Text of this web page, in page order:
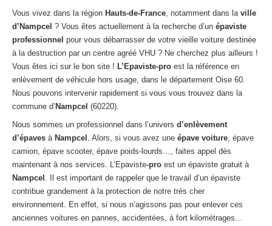
CENTREVHU AGRÉE
Centreagréé VHU Paris 75 : casse auto avec destruction
Centre
agréé VHU 77 : casse auto avec destruction
Centreagréé VHU 78 : casse auto avec destruction
Centreagréé VHU 91 : casse auto avec destruction
Centreagréé VHU 92 : casse auto avec destruction
Centreagréé VHU 93 : casse auto avec destruction
Centreagréé VHU 94 : casse auto avec destruction
Centreagréé VHU 95 : casse auto avec destruction
Vous vivez dans la région Hauts-de-France, notamment dans la ville
d’Nampcel ? Vous êtes actuellement à la recherche d’un épaviste
professionnel pour vous débarrasser de votre vieille voiture destinée
à la destruction par un centre agréé VHU ? Ne cherchez plus ailleurs !
Vous êtes ici sur le bon site ! L’Epaviste-pro est la référence en
enlèvement de véhicule hors usage, dans le département Oise 60.
Nous pouvons intervenir rapidement si vous vous trouvez dans la
commune d’ Nampcel (60220).
Nous sommes un professionnel dans l’univers d’enlèvement
d’épaves à Nampcel . Alors, si vous avez une épave voiture, épave
camion, épave scooter, épave poids-lourds…, faites appel dès
maintenant à nos services. L’Epaviste-pro est un épaviste gratuit à
Nampcel . Il est important de rappeler que le travail d’un épaviste
contribue grandement à la protection de notre très cher
environnement. En effet, si nous n’agissons pas pour enlever ces
anciennes voitures en pannes, accidentées, à fort kilométrages…